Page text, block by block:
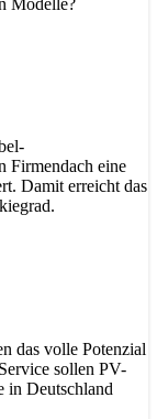
Firmendach eine
Damit erreicht das
das volle Potenzial
sollen PV-
in Deutschland